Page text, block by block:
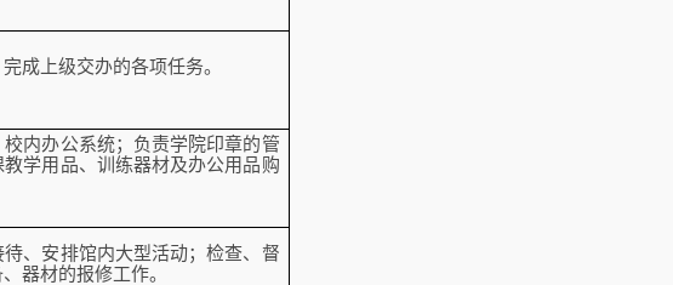
成上级交办的各项任务。
内办公系统；负责学院印章的管
学用品、训练器材及办公用品购
、安排馆内大型活动；检查、督
器材的报修工作。